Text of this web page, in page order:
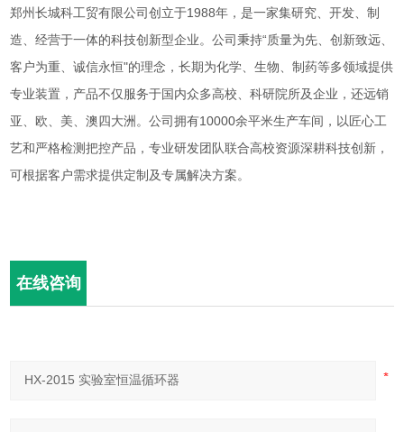
郑州长城科工贸有限公司创立于1988年，是一家集研究、开发、制
造、经营于一体的科技创新型企业。公司秉持“质量为先、创新致远、
客户为重、诚信永恒"的理念，长期为化学、生物、制药等多领域提供
专业装置，产品不仅服务于国内众多高校、科研院所及企业，还远销
亚、欧、美、澳四大洲。公司拥有10000余平米生产车间，以匠心工
艺和严格检测把控产品，专业研发团队联合高校资源深耕科技创新，
可根据客户需求提供定制及专属解决方案。
在线咨询